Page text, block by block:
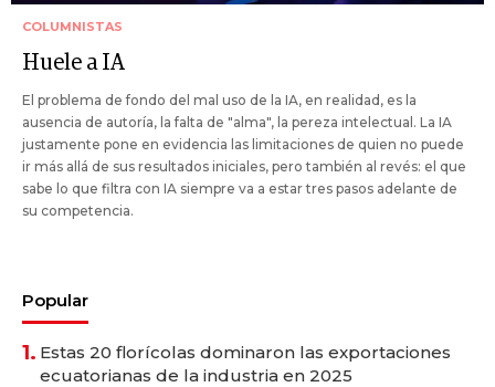
COLUMNISTAS
Huele a IA
El problema de fondo del mal uso de la IA, en realidad, es la
ausencia de autoría, la falta de "alma", la pereza intelectual. La IA
justamente pone en evidencia las limitaciones de quien no puede
ir más allá de sus resultados iniciales, pero también al revés: el que
sabe lo que filtra con IA siempre va a estar tres pasos adelante de
su competencia.
Popular
1. Estas 20 florícolas dominaron las exportaciones
ecuatorianas de la industria en 2025